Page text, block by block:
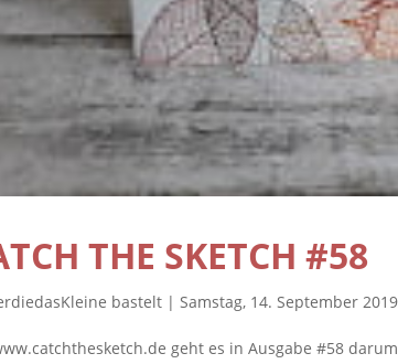
THE SKETCH #58
bastelt| Samstag, 14. September 2019
geht es in Ausgabe #58